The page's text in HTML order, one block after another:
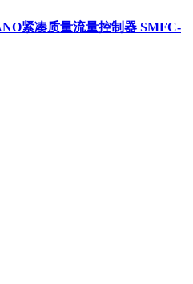
紧凑质量流量控制器 SMFC-